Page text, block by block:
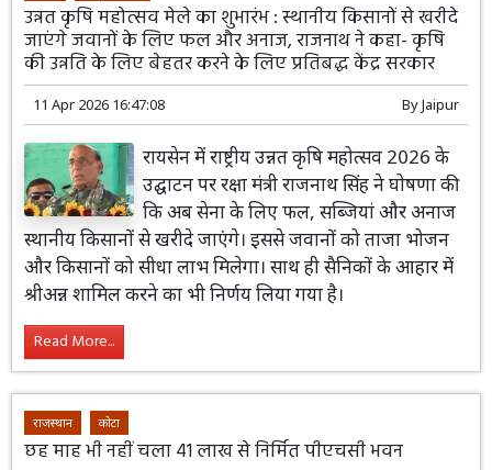
उन्नत कृषि महोत्सव मेले का शुभारंभ : स्थानीय किसानों से खरीदे
जाएंगे जवानों के लिए फल और अनाज, राजनाथ ने कहा- कृषि
की उन्नति के लिए बेहतर करने के लिए प्रतिबद्ध केंद्र सरकार
11 Apr 2026 16:47:08 ByJaipur
रायसेन में राष्ट्रीय उन्नत कृषि महोत्सव 2026 के
उद्घाटन पर रक्षा मंत्री राजनाथ सिंह ने घोषणा की
कि अब सेना के लिए फल, सब्जियां और अनाज
स्थानीय किसानों से खरीदे जाएंगे। इससे जवानों को ताजा भोजन
और किसानों को सीधा लाभ मिलेगा। साथ ही सैनिकों के आहार में
श्रीअन्न शामिल करने का भी निर्णय लिया गया है।
Read More...
राजस्थान कोटा
छह माह भी नहीं चला 41 लाख से निर्मित पीएचसी भवन